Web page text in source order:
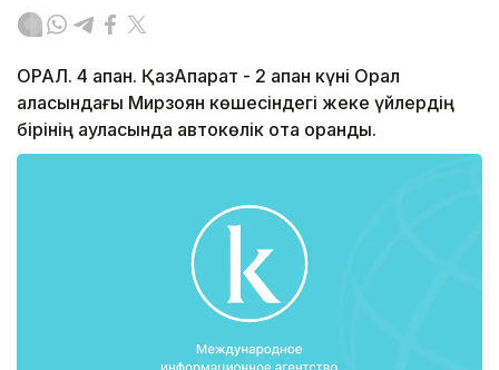
ОРАЛ. 4 ақпан. ҚазАқпарат - 2 ақпан күні Орал
қаласындағы Мирзоян көшесіндегі жеке үйлердің
бірінің ауласында автокөлік отқа оранды.